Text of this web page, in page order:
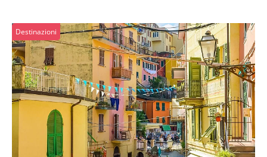
Destinazioni